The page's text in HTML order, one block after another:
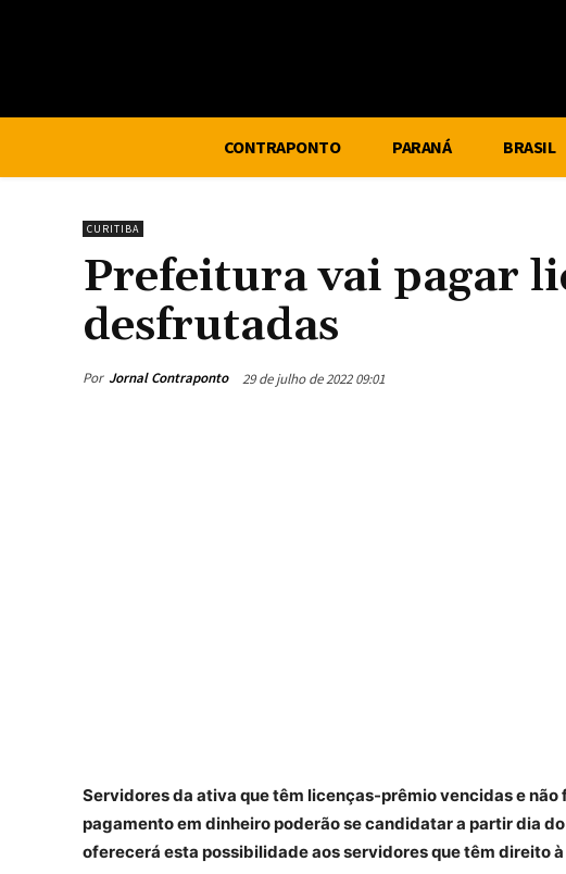
CONTRAPONTO PARANÁ BRASIL
CURITIBA
Prefeitura vai pagar
desfrutadas
Por Jornal Contraponto 29 de julho de 2022 09:01
Servidores da ativa que têm licenças-prêmio vencidas e
pagamento em dinheiro poderão se candidatar a partir dia
oferecerá esta possibilidade aos servidores que têm direito